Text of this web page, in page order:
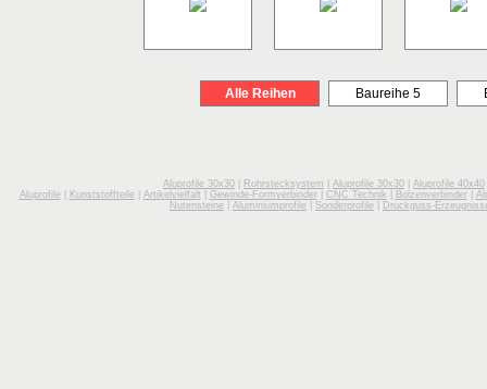
Alle Reihen Baureihe 5
Aluprofile 30x30 Rohrstecksystem Aluprofile 30x30 Aluprofile 40x40
Aluprofile| Kunststoffteile| Artikelvielfalt Gewinde-Formverbinder| CNC Technik Bolzenverbinder|
Nutensteine
Aluminiumprofile Sonderprofile Druckguss-